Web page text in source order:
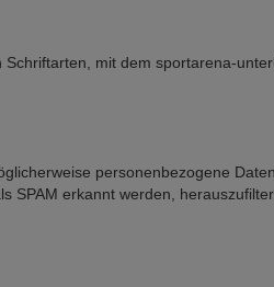
mit dem sportarena-
personenbezogene
SPAM erkannt werden,